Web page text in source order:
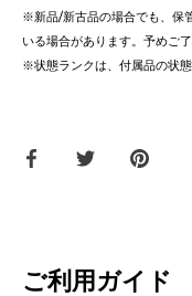
※新品/新古品の場合でも、保
いる場合があります。予めご了
※状態ランクは、付属品の状態
Facebook
る
Twitter
る
ピ
ご利用ガイド